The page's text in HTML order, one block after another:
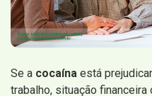
Se a cocaína está
trabalho, situação